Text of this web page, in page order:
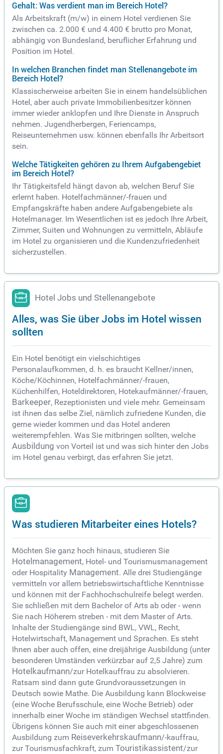
Gehalt: Was verdient man im Bereich Hotel?
Als Arbeitskraft (m/w) in einem Hotel verdienen Sie
zwischen ca. 2.000 € und 4.400 € brutto pro Monat,
abhängig von Bundesland, beruflicher Erfahrung und
Position im Hotel.
In welchen Branchen findet man Stellenangebote im
Bereich Hotel?
Klassischerweise arbeiten Sie in einem handelsüblichen
Hotel, aber auch private Immobilienbesitzer können
immer wieder anklopfen und Ihre Dienste in Anspruch
nehmen. Jugendherbergen, Feriencamps,
Reiseunternehmen usw. können ebenfalls Ihr Arbeitsort
sein.
Welche Tätigkeiten gehören zu Ihrem Aufgabengebiet
im Bereich Hotel?
Ihr Tätigkeitsfeld hängt davon ab, welchen Beruf Sie
erlernt haben. Hotelfachmänner/-frauen und
Empfangskräfte haben andere Aufgabengebiete als
Hotelmanager. Im Wesentlichen ist es jedoch Ihre Arbeit,
Zimmer, Suiten und Wohnungen zu vermitteln, Abläufe
im Hotel zu organisieren und die Kundenzufriedenheit
sicherzustellen.
Hotel Jobs und Stellenangebote
Alles, was Sie über Jobs im Hotel wissen
sollten
Ein Hotel benötigt ein vielschichtiges
Personalaufkommen, d. h. es braucht Kellner/innen,
Köche/Köchinnen, Hotelfachmänner/-frauen,
Küchenhilfen, Hoteldirektoren, Hotekaufmänner/-frauen,
Barkeeper, Rezeptionisten und viele mehr. Gemeinsam
ist ihnen das selbe Ziel, nämlich zufriedene Kunden, die
gerne wieder kommen und das Hotel anderen
weiterempfehlen. Was Sie mitbringen sollten, welche
Ausbildung von Vorteil ist und was sich hinter den Jobs
im Hotel genau verbirgt, das erfahren Sie jetzt.
Was studieren Mitarbeiter eines Hotels?
Möchten Sie ganz hoch hinaus, studieren Sie
Hotelmanagement, Hotel- und Tourismusmanagement
oder Hospitality Management. Alle drei Studiengänge
vermitteln vor allem betriebswirtschaftliche Kenntnisse
und können mit der Fachhochschulreife belegt werden.
Sie schließen mit dem Bachelor of Arts ab oder - wenn
Sie nach Höherem streben - mit dem Master of Arts.
Inhalte der Studiengänge sind BWL, VWL, Recht,
Hotelwirtschaft, Management und Sprachen. Es steht
Ihnen aber auch offen, eine dreijährige Ausbildung (unter
besonderen Umständen verkürzbar auf 2,5 Jahre) zum
Hotelkaufmann/zur Hotelkauffrau zu absolvieren.
Ratsam sind dann gute Grundvoraussetzungen in
Deutsch sowie Mathe. Die Ausbildung kann Blockweise
(eine Woche Berufsschule, eine Woche Betrieb) oder
innerhalb einer Woche im ständigen Wechsel stattfinden.
Übrigens können Sie auch mit einer abgeschlossenen
Ausbildung zum Reiseverkehrskaufmann/-kauffrau,
zur Tourismusfachkraft, zum Touristikassistent/zur